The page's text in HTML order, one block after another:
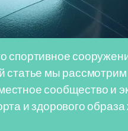
спортивное
статье мы рассмотрим
сообщество и
и здорового